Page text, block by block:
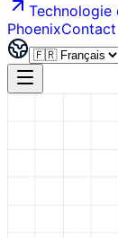
Technologie
PhoenixContact